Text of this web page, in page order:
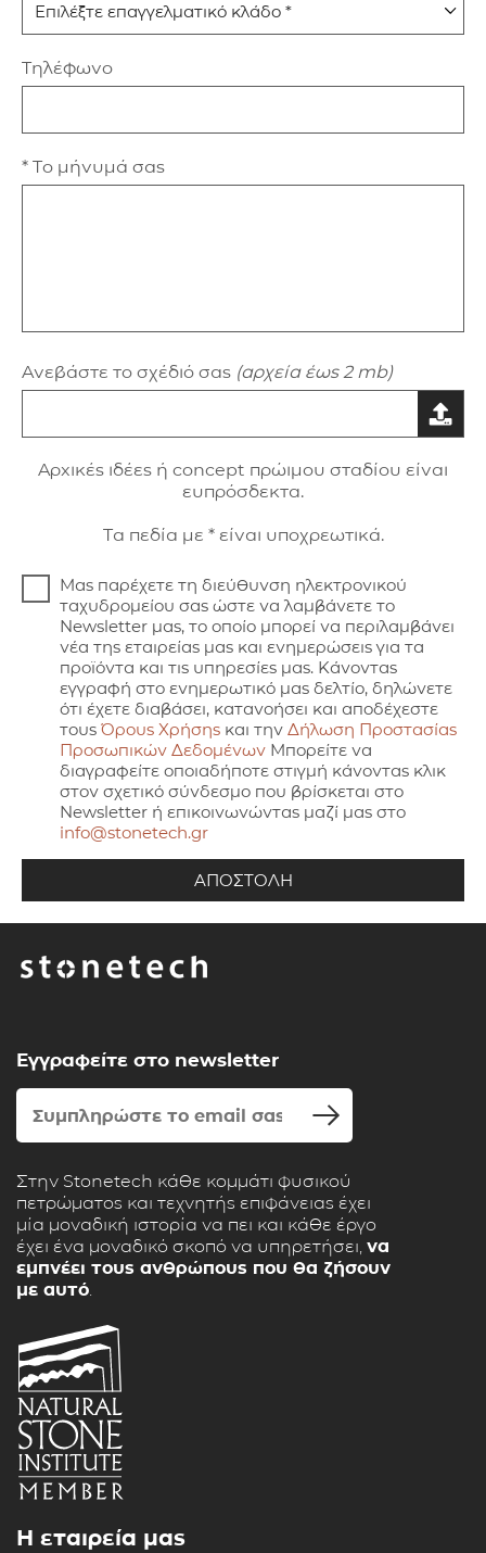
Τηλέφωνο
* Το μήνυμά σας
Ανεβάστε το σχέδιό σας (αρχεία έως 2 mb)
Aρxικές ιδέες ή concept πρώιμου σταδίου είναι
ευπρόσδεκτα.
Τα πεδία με * είναι υποχρεωτικά.
Μας παρέχετε τη διεύθυνση ηλεκτρονικού
ταχυδρομείου σας ώστε να λαμβάνετε το
Newsletter μας, το οποίο μπορεί να περιλαμβάνει
νέα της εταιρείας μας και ενημερώσεις για τα
προϊόντα και τις υπηρεσίες μας. Κάνοντας
εγγραφή στο ενημερωτικό μας δελτίο, δηλώνετε
ότι έχετε διαβάσει, κατανοήσει και αποδέχεστε
τους Όρους Χρήσης και την Δήλωση Προστασίας
Προσωπικών Δεδομένων Μπορείτε να
διαγραφείτε οποιαδήποτε στιγμή κάνοντας κλικ
στον σχετικό σύνδεσμο που βρίσκεται στο
Newsletter ή επικοινωνώντας μαζί μας στο
info@stonetech.gr
Εγγραφείτε στο newsletter
Στην Stonetech κάθε κομμάτι φυσικού
πετρώματος και τεχνητής επιφάνειας έχει
μία μοναδική ιστορία να πει και κάθε έργο
έχει ένα μοναδικό σκοπό να υπηρετήσει, να
εμπνέει τους ανθρώπους που θα ζήσουν
με αυτό.
Η εταιρεία μας